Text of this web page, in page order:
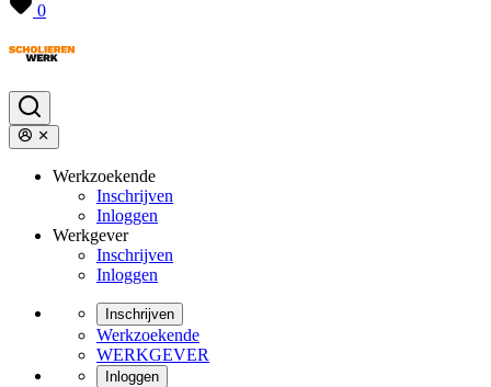
0
Werkzoekende
Inschrijven
Inloggen
Werkgever
Inschrijven
Inloggen
Inschrijven
Werkzoekende
WERKGEVER
Inloggen